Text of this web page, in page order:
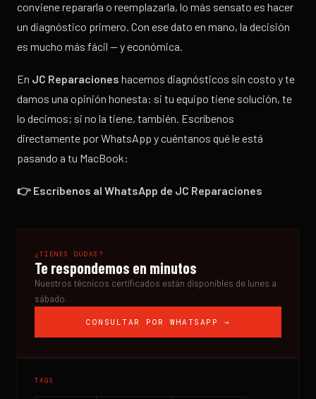
conviene repararla o reemplazarla, lo más sensato es hacer
un diagnóstico primero. Con ese dato en mano, la decisión
es mucho más fácil — y económica.
En JC Reparaciones hacemos diagnósticos sin costo y te
damos una opinión honesta: si tu equipo tiene solución, te
lo decimos; si no la tiene, también. Escríbenos
directamente por WhatsApp y cuéntanos qué le está
pasando a tu MacBook:
👉 Escríbenos al WhatsApp de JC Reparaciones
¿TIENES DUDAS?
Te respondemos en minutos
Nuestros técnicos certificados están disponibles de lunes a
sábado.
CONSULTAR POR WHATSAPP →
TAGS